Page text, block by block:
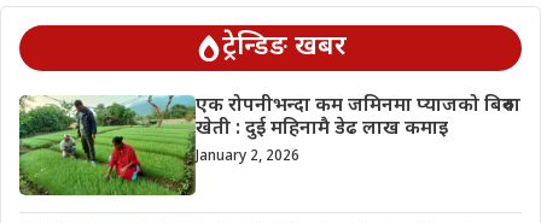
ट्रेन्डिङ खबर
एक रोपनीभन्दा कम जमिनमा प्याजको बिरुवा
खेती : दुई महिनामै डेढ लाख कमाइ
January 2, 2026